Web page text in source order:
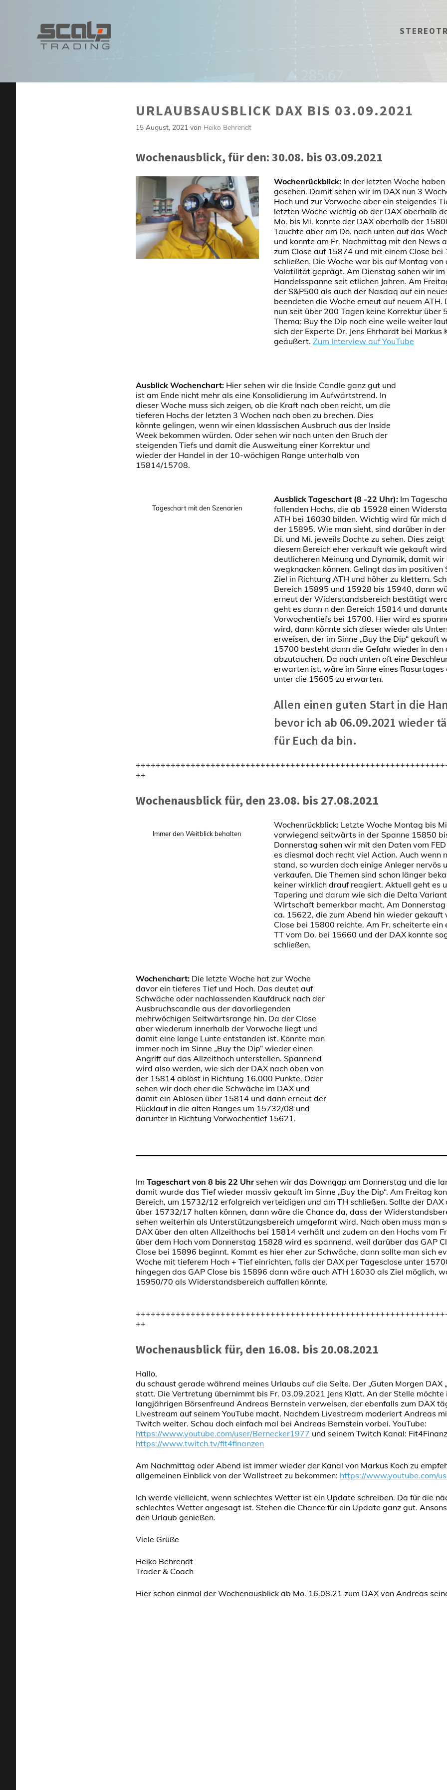
URLAUBSAUSBLICK DAX BIS 03.09.2021
15 August, 2021 von Heiko Behrendt
Wochenausblick, für den: 30.08. bis 03.09.2021
Wochenrückblick:In der letzten Woche
gesehen. Damit sehen wir im DAX nun 3
Hoch und zur Vorwoche aber ein steigendes
letzten Woche wichtig ob der DAX oberhalb
Mo. bis Mi. konnte der DAX oberhalb der
Tauchte aber am Do. nach unten auf das
und konnte am Fr. Nachmittag mit den News
zum Close auf 15874 und mit einem Close
schließen. Die Woche war bis auf Montag von
Volatilität geprägt. Am Dienstag sahen wir
Handelsspanne seit etlichen Jahren. Am
der S&P500 als auch der Nasdaq auf ein
beendeten die Woche erneut auf neuem
nun seit über 200 Tagen keine Korrektur über
Thema: Buy the Dip noch eine weile weiter
sich der Experte Dr. Jens Ehrhardt bei Markus
geäußert. Zum Interview auf YouTube
Ausblick Wochenchart: Hier sehen wir die Inside Candle ganz gut und
ist am Ende nicht mehr als eine Konsolidierung im Aufwärtstrend. In
dieser Woche muss sich zeigen, ob die Kraft nach oben reicht, um die
tieferen Hochs der letzten 3 Wochen nach oben zu brechen. Dies
könnte gelingen, wenn wir einen klassischen Ausbruch aus der Inside
Week bekommen würden. Oder sehen wir nach unten den Bruch der
steigenden Tiefs und damit die Ausweitung einer Korrektur und
wieder der Handel in der 10-wöchigen Range unterhalb von
15814/15708.
Tageschart mit den Szenarien
Ausblick Tageschart (8 -22 Uhr):Im
fallenden Hochs, die ab 15928 einen
ATH bei 16030 bilden. Wichtig wird für mich
der 15895. Wie man sieht, sind darüber in
Di. und Mi. jeweils Dochte zu sehen. Dies
diesem Bereich eher verkauft wie gekauft
deutlicheren Meinung und Dynamik, damit wir
wegknacken können. Gelingt das im positiven
Ziel in Richtung ATH und höher zu klettern.
Bereich 15895 und 15928 bis 15940, dann
erneut der Widerstandsbereich bestätigt
geht es dann n den Bereich 15814 und
Vorwochentiefs bei 15700. Hier wird es
wird, dann könnte sich dieser wieder als
erweisen, der im Sinne „Buy the Dip“ gekauft
15700 besteht dann die Gefahr wieder in den
abzutauchen. Da nach unten oft eine
erwarten ist, wäre im Sinne eines
unter die 15605 zu erwarten.
Allen einen guten Start in die
bevor ich ab 06.09.2021 wieder
für Euch da bin.
++
Wochenausblick für, den 23.08. bis 27.08.2021
Immer den Weitblick behalten
Wochenrückblick: Letzte Woche Montag bis
vorwiegend seitwärts in der Spanne 15850
Donnerstag sahen wir mit den Daten vom
es diesmal doch recht viel Action. Auch wenn
stand, so wurden doch einige Anleger nervös
verkaufen. Die Themen sind schon länger
keiner wirklich drauf reagiert. Aktuell geht es
Tapering und darum wie sich die Delta
Wirtschaft bemerkbar macht. Am
ca. 15622, die zum Abend hin wieder gekauft
Close bei 15800 reichte. Am Fr. scheiterte
TT vom Do. bei 15660 und der DAX konnte
schließen.
Wochenchart: Die letzte Woche hat zur Woche
davor ein tieferes Tief und Hoch. Das deutet auf
Schwäche oder nachlassenden Kaufdruck nach der
Ausbruchscandle aus der davorliegenden
mehrwöchigen Seitwärtsrange hin. Da der Close
aber wiederum innerhalb der Vorwoche liegt und
damit eine lange Lunte entstanden ist. Könnte man
immer noch im Sinne „Buy the Dip“ wieder einen
Angriff auf das Allzeithoch unterstellen. Spannend
wird also werden, wie sich der DAX nach oben von
der 15814 ablöst in Richtung 16.000 Punkte. Oder
sehen wir doch eher die Schwäche im DAX und
damit ein Ablösen über 15814 und dann erneut der
Rücklauf in die alten Ranges um 15732/08 und
darunter in Richtung Vorwochentief 15621.
Im Tageschart von 8 bis 22 Uhrsehen wir das Downgap am Donnerstag und die
damit wurde das Tief wieder massiv gekauft im Sinne „Buy the Dip“. Am Freitag
Bereich, um 15732/12 erfolgreich verteidigen und am TH schließen. Sollte der
über 15732/17 halten können, dann wäre die Chance da, dass der
sehen weiterhin als Unterstützungsbereich umgeformt wird. Nach oben muss man
DAX über den alten Allzeithochs bei 15814 verhält und zudem an den Hochs vom
über dem Hoch vom Donnerstag 15828 wird es spannend, weil darüber das GAP
Close bei 15896 beginnt. Kommt es hier eher zur Schwäche, dann sollte man sich
Woche mit tieferem Hoch + Tief einrichten, falls der DAX per Tagesclose unter
hingegen das GAP Close bis 15896 dann wäre auch ATH 16030 als Ziel möglich,
15950/70 als Widerstandsbereich auffallen könnte.
++
Wochenausblick für, den 16.08. bis 20.08.2021
Hallo,
du schaust gerade während meines Urlaubs auf die Seite. Der „Guten Morgen DAX
statt. Die Vertretung übernimmt bis Fr. 03.09.2021 Jens Klatt. An der Stelle möchte
langjährigen Börsenfreund Andreas Bernstein verweisen, der ebenfalls zum DAX
Livestream auf seinem YouTube macht. Nachdem Livestream moderiert Andreas
Twitch weiter. Schau doch einfach mal bei Andreas Bernstein vorbei. YouTube:
https://www.youtube.com/user/Bernecker1977 und seinem Twitch Kanal:
https://www.twitch.tv/fit4finanzen
Am Nachmittag oder Abend ist immer wieder der Kanal von Markus Koch zu
allgemeinen Einblick von der Wallstreet zu bekommen: https://www.youtube.com/
Ich werde vielleicht, wenn schlechtes Wetter ist ein Update schreiben. Da für die
schlechtes Wetter angesagt ist. Stehen die Chance für ein Update ganz gut.
den Urlaub genießen.
Viele Grüße
Heiko Behrendt
Trader & Coach
Hier schon einmal der Wochenausblick ab Mo. 16.08.21 zum DAX von Andreas